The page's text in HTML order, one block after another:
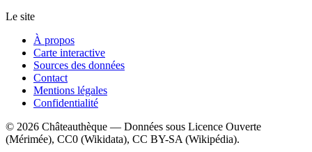
Le site
À propos
Carte interactive
Sources des données
Contact
Mentions légales
Confidentialité
© 2026 Châteauthèque — Données sous Licence Ouverte
(Mérimée), CC0 (Wikidata), CC BY-SA (Wikipédia).